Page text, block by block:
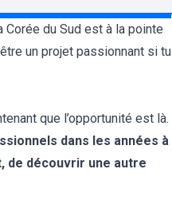
du Sud est à la pointe
un projet passionnant si tu
que l’opportunité est là.
dans les années à
de découvrir une autre